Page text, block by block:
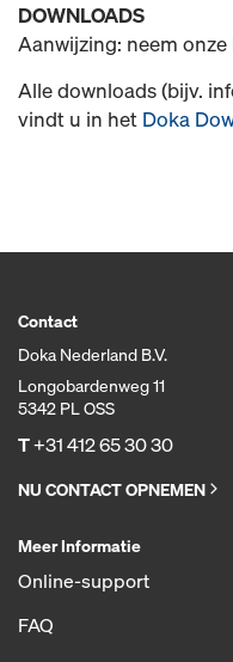
DOWNLOADS
Aanwijzing: neem onze
Alle downloads (bijv.
vindt u in het Doka
Contact
Doka Nederland B.V.
Longobardenweg 11
5342 PL OSS
T+31 412 65 30 30
NU CONTACT OPNEMEN
Meer Informatie
Online-support
FAQ